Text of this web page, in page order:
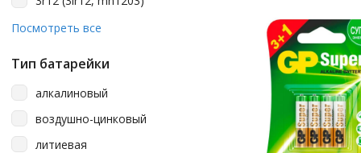
60 шт
8 шт
a23
aa/aaa
Посмотреть все
Тип батарейки
алкалиновый
воздушно-цинковый
литиевая